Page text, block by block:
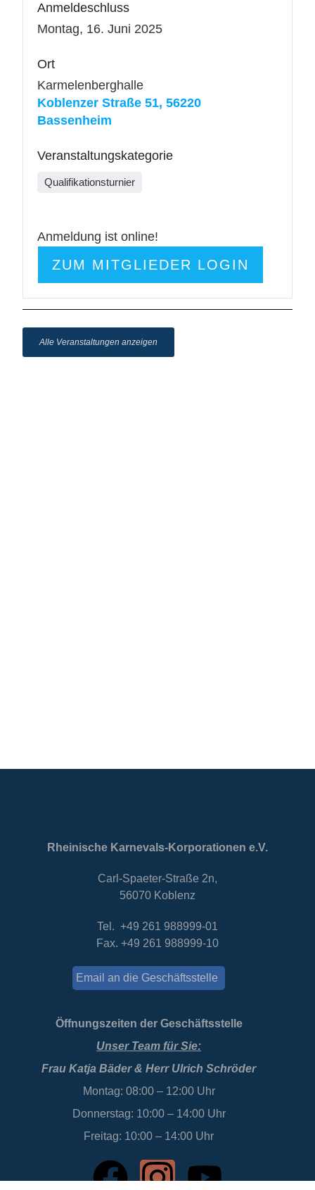
Anmeldeschluss
Montag, 16. Juni 2025
Ort
Karmelenberghalle
Koblenzer Straße 51, 56220
Bassenheim
Veranstaltungskategorie
Qualifikationsturnier
Anmeldung ist online!
ZUM MITGLIEDER LOGIN
Alle Veranstaltungen anzeigen
Rheinische Karnevals-Korporationen e.V.
Carl-Spaeter-Straße 2n,
56070 Koblenz
Tel. +49 261 988999-01
Fax. +49 261 988999-10
Email an die Geschäftsstelle
Öffnungszeiten der Geschäftsstelle
Unser Team für Sie:
Frau Katja Bäder & Herr Ulrich Schröder
Montag: 08:00 – 12:00 Uhr
Donnerstag: 10:00 – 14:00 Uhr
Freitag: 10:00 – 14:00 Uhr